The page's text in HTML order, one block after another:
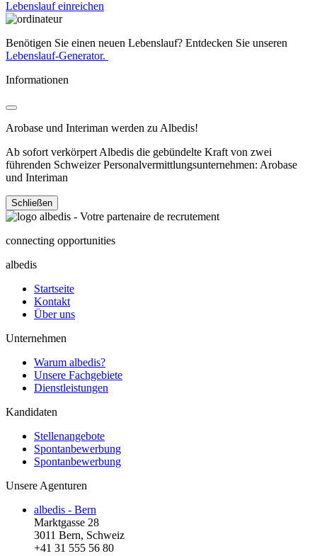
Lebenslauf einreichen
Benötigen Sie einen neuen Lebenslauf? Entdecken Sie unseren
Lebenslauf-Generator.
Informationen
Arobase und Interiman werden zu Albedis!
Ab sofort verkörpert Albedis die gebündelte Kraft von zwei
führenden Schweizer Personalvermittlungsunternehmen: Arobase
und Interiman
Schließen
connecting opportunities
albedis
Startseite
Kontakt
Über uns
Unternehmen
Warum albedis?
Unsere Fachgebiete
Dienstleistungen
Kandidaten
Stellenangebote
Spontanbewerbung
Spontanbewerbung
Unsere Agenturen
albedis - Bern
Marktgasse 28
3011 Bern, Schweiz
+41 31 555 56 80